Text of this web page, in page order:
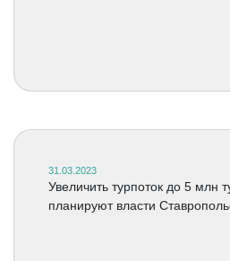
31.03.2023
Увеличить турпоток до 5 млн
планируют власти